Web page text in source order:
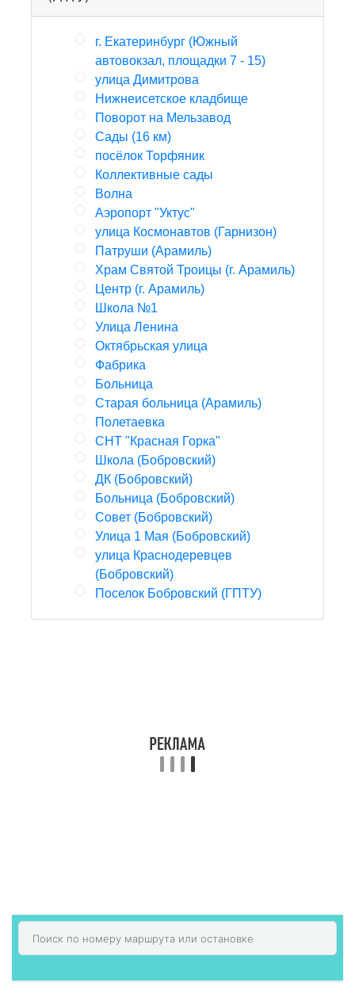
г. Екатеринбург (Южный
автовокзал, площадки 7 - 15)
улица Димитрова
Нижнеисетское кладбище
Поворот на Мельзавод
Сады (16 км)
посёлок Торфяник
Коллективные сады
Волна
Аэропорт "Уктус"
улица Космонавтов (Гарнизон)
Патруши (Арамиль)
Храм Святой Троицы (г. Арамиль)
Центр (г. Арамиль)
Школа №1
Улица Ленина
Октябрьская улица
Фабрика
Больница
Старая больница (Арамиль)
Полетаевка
СНТ "Красная Горка"
Школа (Бобровский)
ДК (Бобровский)
Больница (Бобровский)
Совет (Бобровский)
Улица 1 Мая (Бобровский)
улица Краснодеревцев
(Бобровский)
Поселок Бобровский (ГПТУ)